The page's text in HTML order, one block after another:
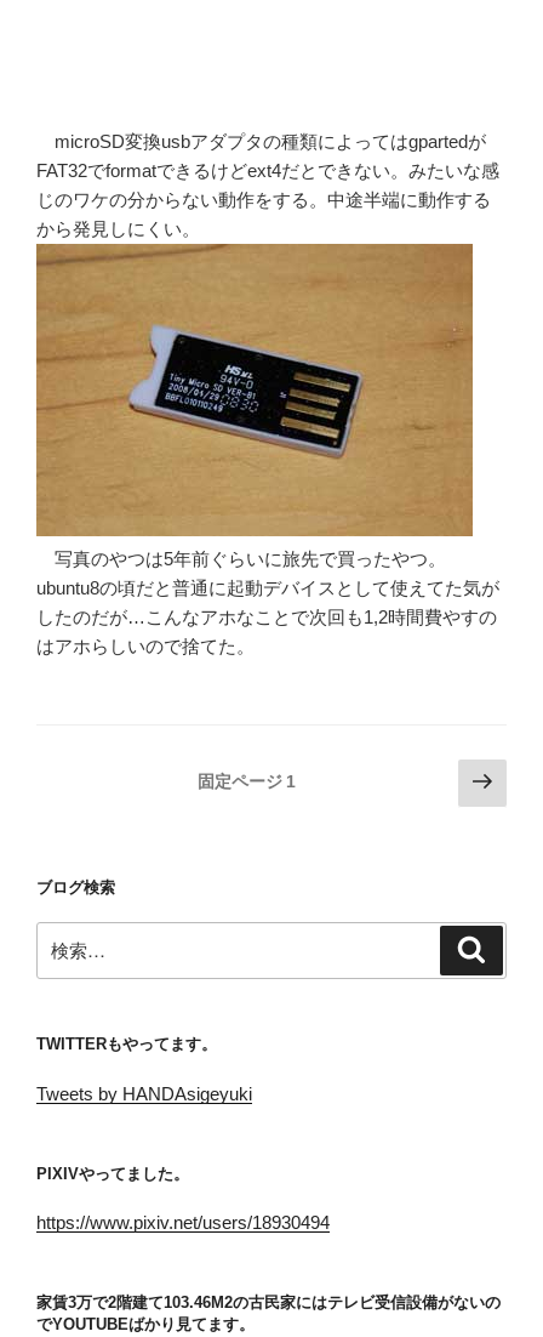
microSD変換usbアダプタの種類によってはgpartedが
FAT32でformatできるけどext4だとできない。みたいな感
じのワケの分からない動作をする。中途半端に動作する
から発見しにくい。
写真のやつは5年前ぐらいに旅先で買ったやつ。
ubuntu8の頃だと普通に起動デバイスとして使えてた気が
したのだが…こんなアホなことで次回も1,2時間費やすの
はアホらしいので捨てた。
ペ
ジ
送
固定ページ 1
次
の
ブログ検索
索:
TWITTERもやってます。
Tweets by HANDAsigeyuki
PIXIVやってました。
https://www.pixiv.net/users/18930494
家賃3万で2階建て103.46M2の古民家にはテレビ受信設備がないの
でYOUTUBEばかり見てます。